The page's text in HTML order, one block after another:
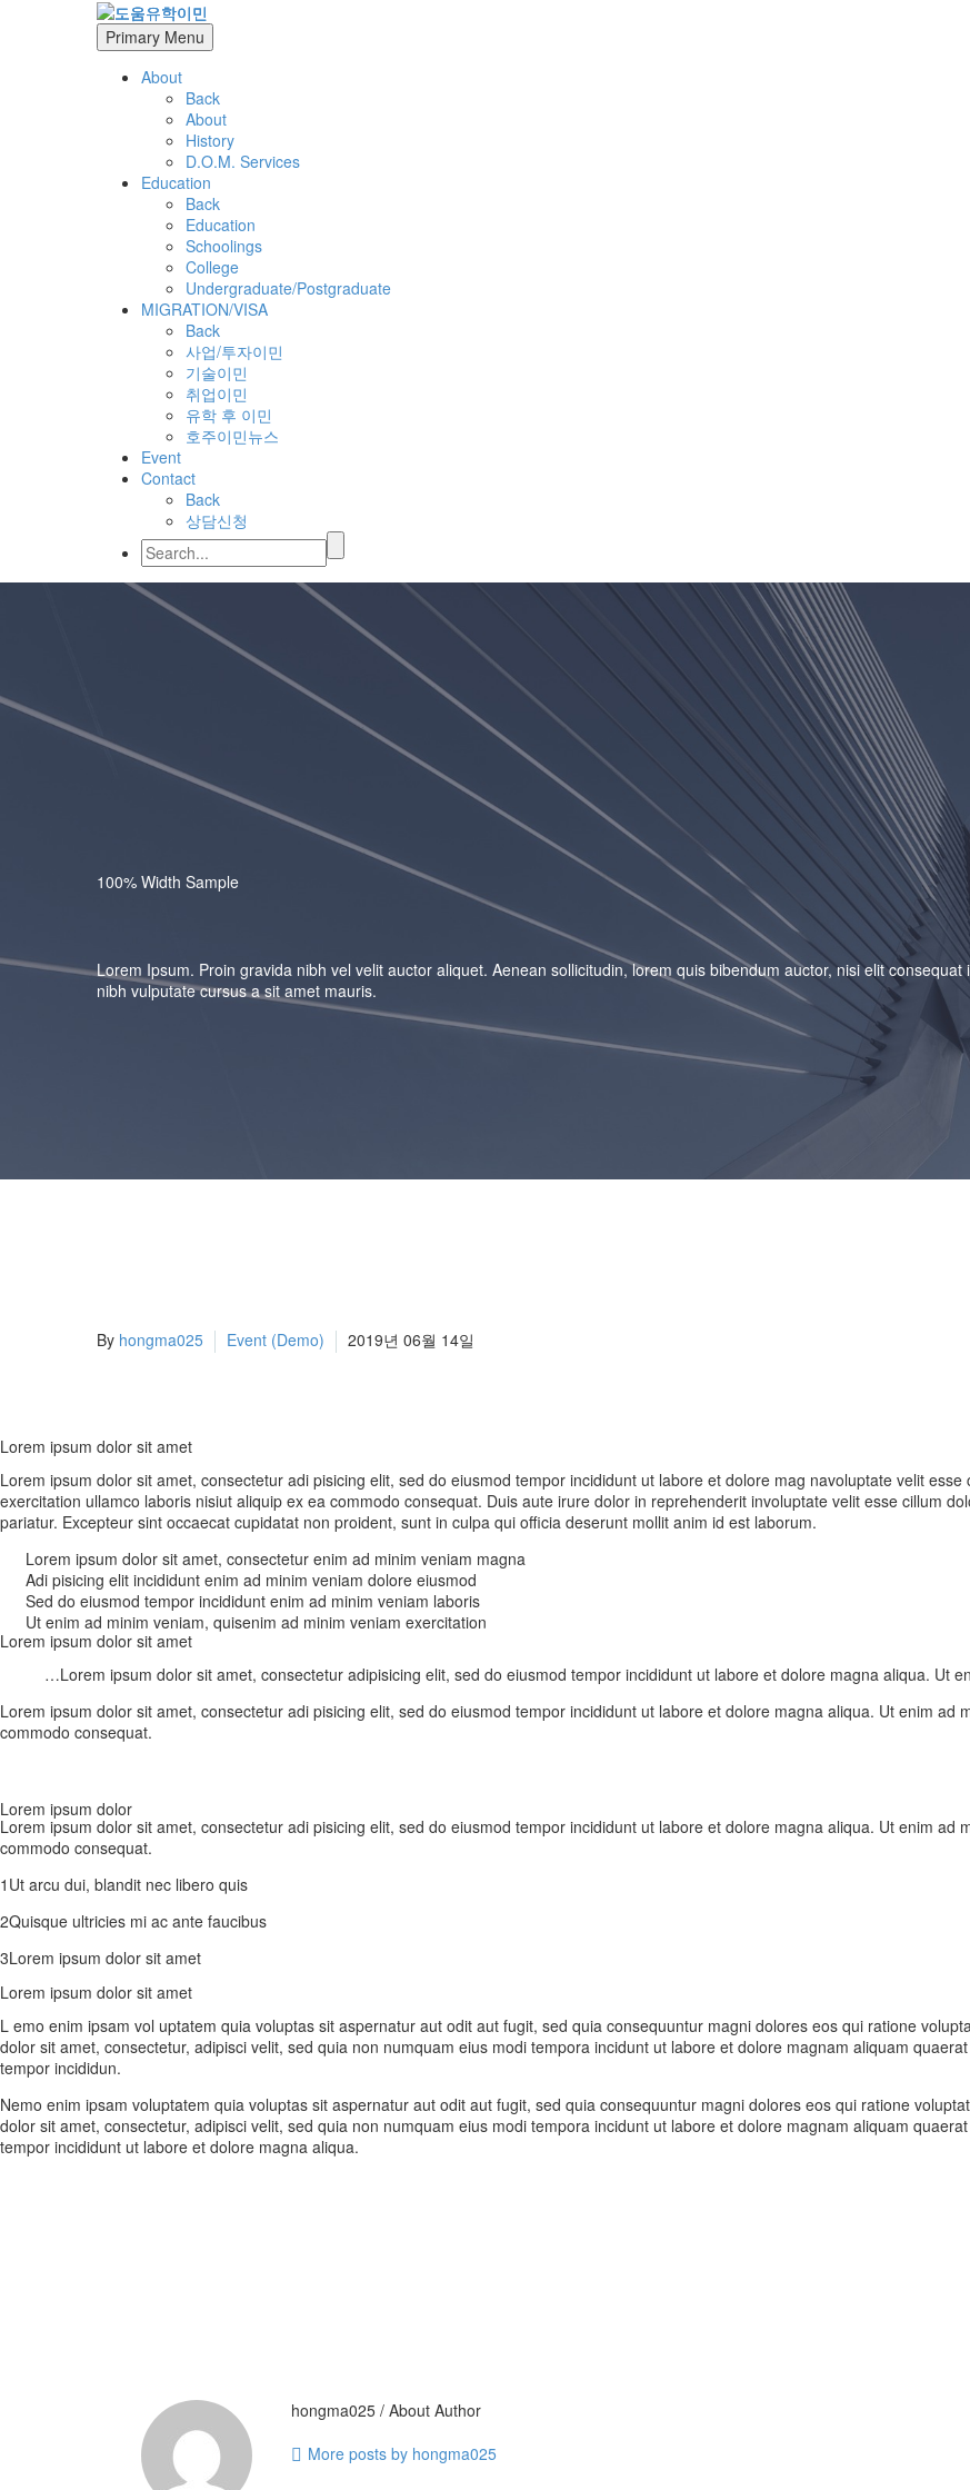
Primary Menu
About
Back
About
History
D.O.M. Services
Education
Back
Education
Schoolings
College
Undergraduate/Postgraduate
MIGRATION/VISA
Back
사업/투자이민
기술이민
취업이민
유학 후 이민
호주이민뉴스
Event
Contact
Back
상담신청
100% Width Sample
Lorem Ipsum. Proin gravida nibh vel velit auctor aliquet. Aenean sollicitudin, lorem quis bibendum auctor, nisi elit
nibh vulputate cursus a sit amet mauris.
By hongma025 Event (Demo) 2019년 06월 14일
Lorem ipsum dolor sit amet
Lorem ipsum dolor sit amet, consectetur adi pisicing elit, sed do eiusmod tempor incididunt ut labore et dolore mag navoluptate velit
exercitation ullamco laboris nisiut aliquip ex ea commodo consequat. Duis aute irure dolor in reprehenderit involuptate velit esse cillum
pariatur. Excepteur sint occaecat cupidatat non proident, sunt in culpa qui officia deserunt mollit anim id est laborum.
Lorem ipsum dolor sit amet, consectetur enim ad minim veniam magna
Adi pisicing elit incididunt enim ad minim veniam dolore eiusmod
Sed do eiusmod tempor incididunt enim ad minim veniam laboris
Ut enim ad minim veniam, quisenim ad minim veniam exercitation
Lorem ipsum dolor sit amet
…Lorem ipsum dolor sit amet, consectetur adipisicing elit, sed do eiusmod tempor incididunt ut labore et dolore magna aliqua. Ut
Lorem ipsum dolor sit amet, consectetur adi pisicing elit, sed do eiusmod tempor incididunt ut labore et dolore magna aliqua. Ut enim ad
commodo consequat.
Lorem ipsum dolor
Lorem ipsum dolor sit amet, consectetur adi pisicing elit, sed do eiusmod tempor incididunt ut labore et dolore magna aliqua. Ut enim ad
commodo consequat.
1Ut arcu dui, blandit nec libero quis
2Quisque ultricies mi ac ante faucibus
3Lorem ipsum dolor sit amet
Lorem ipsum dolor sit amet
L emo enim ipsam vol uptatem quia voluptas sit aspernatur aut odit aut fugit, sed quia consequuntur magni dolores eos qui ratione
dolor sit amet, consectetur, adipisci velit, sed quia non numquam eius modi tempora incidunt ut labore et dolore magnam aliquam
tempor incididun.
Nemo enim ipsam voluptatem quia voluptas sit aspernatur aut odit aut fugit, sed quia consequuntur magni dolores eos qui ratione
dolor sit amet, consectetur, adipisci velit, sed quia non numquam eius modi tempora incidunt ut labore et dolore magnam aliquam
tempor incididunt ut labore et dolore magna aliqua.
hongma025 / About Author
More posts by hongma025